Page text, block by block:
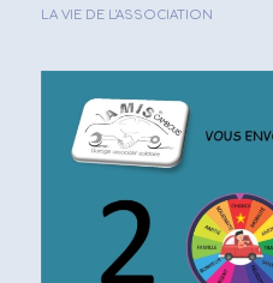
LA VIE DE L'ASSOCIATION